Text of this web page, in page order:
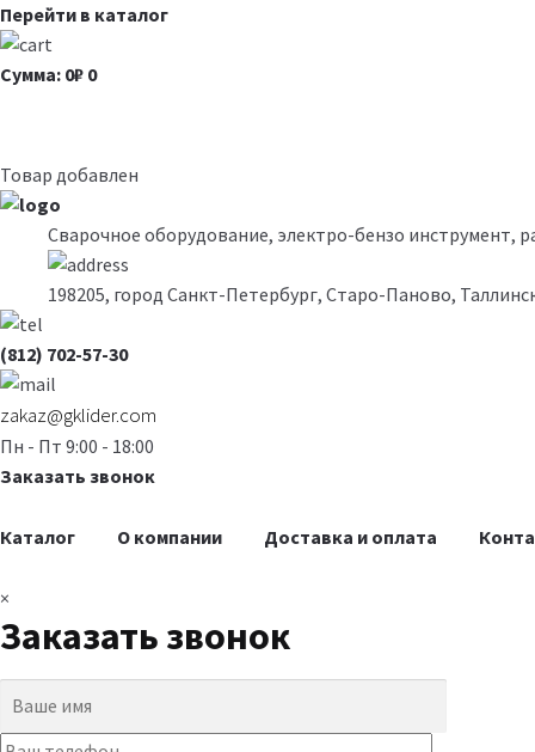
Перейти в каталог
Сумма: 0₽ 0
Товар добавлен
Сварочное оборудование, электро-бензо инструмент,
198205, город Санкт-Петербург, Старо-Паново,
(812) 702-57-30
zakaz@gklider.com
Пн - Пт 9:00 - 18:00
Заказать звонок
Каталог О компании Доставка и оплата
×
Заказать звонок